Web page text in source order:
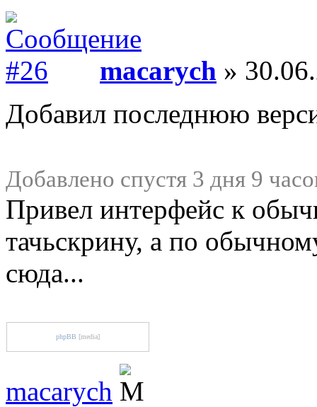
macarych »
Добавил последнюю
Добавлено спустя 3 дня 9
Привел интерфейс к
тачьскрину, а по
сюда...
phpBB [media]
macarych